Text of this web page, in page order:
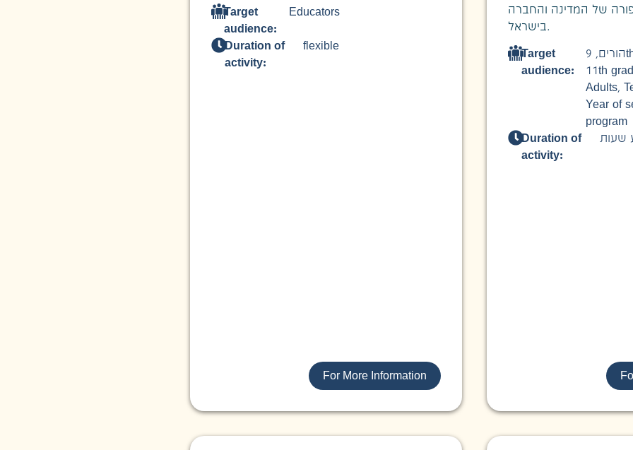
Target
audience:
Educators
Duration of
activity:
flexible
For More Information
של המדינה והחברה
בישראל.
Target
audience:
הורים,
11th
Adults,
Year of
program
Duration of
activity:
שעות